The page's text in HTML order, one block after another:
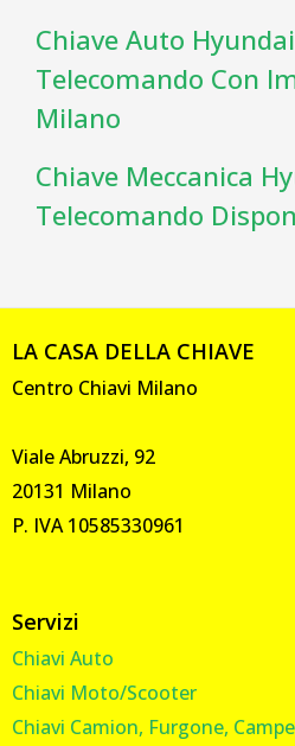
Chiave Auto
Telecomando Con
Milano
Chiave Meccanica
Telecomando
LA CASA DELLA CHIAVE
Centro Chiavi Milano
Viale Abruzzi, 92
20131 Milano
P. IVA 10585330961
Servizi
Chiavi Auto
Chiavi Moto/Scooter
Chiavi Camion, Furgone,